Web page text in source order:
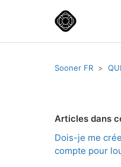
Sooner FR
Articles dans
Dois-je me
compte pour